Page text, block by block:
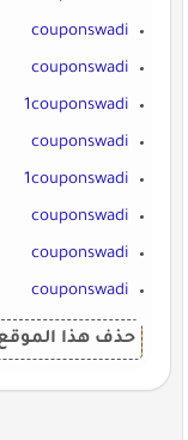
couponswadi
couponswadi
1couponswadi
couponswadi
1couponswadi
couponswadi
couponswadi
couponswadi
حذف هذا الموقع